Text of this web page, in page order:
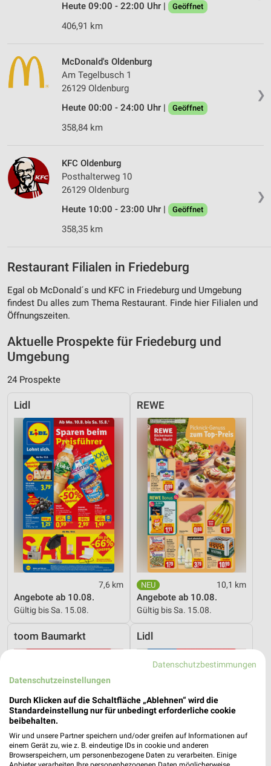
Heute 09:00 - 22:00 Uhr |
Geöffnet
406,91 km
❯
McDonald's Oldenburg
Am Tegelbusch 1
26129 Oldenburg
Heute 00:00 - 24:00 Uhr |
Geöffnet
358,84 km
❯
KFC Oldenburg
Posthalterweg 10
26129 Oldenburg
Heute 10:00 - 23:00 Uhr |
Geöffnet
358,35 km
Restaurant Filialen in Friedeburg
Egal ob McDonald´s und KFC in Friedeburg und Umgebung
findest Du alles zum Thema Restaurant. Finde hier Filialen und
Öffnungszeiten.
Aktuelle Prospekte für Friedeburg und
Umgebung
24 Prospekte
Lidl
7,6 km
Angebote ab 10.08.
Gültig bis Sa. 15.08.
REWE
10,1 km
Angebote ab 10.08.
Gültig bis Sa. 15.08.
toom Baumarkt Lidl
Datenschutzbestimmungen
Datenschutzeinstellungen
Durch Klicken auf die Schaltfläche „Ablehnen“ wird die
Standardeinstellung nur für unbedingt erforderliche cookie
beibehalten.
Wir und unsere Partner speichern und/oder greifen auf Informationen auf
einem Gerät zu, wie z. B. eindeutige IDs in cookie und anderen
Browserspeichern, um personenbezogene Daten zu verarbeiten. Einige